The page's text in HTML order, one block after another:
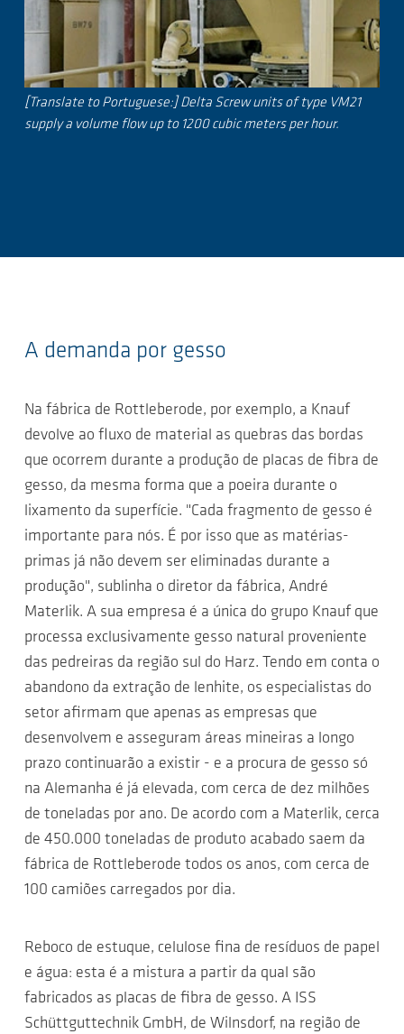
[Translate to Portuguese:] Delta Screw units of type VM21
supply a volume flow up to 1200 cubic meters per hour.
A demanda por gesso
Na fábrica de Rottleberode, por exemplo, a Knauf
devolve ao fluxo de material as quebras das bordas
que ocorrem durante a produção de placas de fibra de
gesso, da mesma forma que a poeira durante o
lixamento da superfície. "Cada fragmento de gesso é
importante para nós. É por isso que as matérias-
primas já não devem ser eliminadas durante a
produção", sublinha o diretor da fábrica, André
Materlik. A sua empresa é a única do grupo Knauf que
processa exclusivamente gesso natural proveniente
das pedreiras da região sul do Harz. Tendo em conta o
abandono da extração de lenhite, os especialistas do
setor afirmam que apenas as empresas que
desenvolvem e asseguram áreas mineiras a longo
prazo continuarão a existir - e a procura de gesso só
na Alemanha é já elevada, com cerca de dez milhões
de toneladas por ano. De acordo com a Materlik, cerca
de 450.000 toneladas de produto acabado saem da
fábrica de Rottleberode todos os anos, com cerca de
100 camiões carregados por dia.
Reboco de estuque, celulose fina de resíduos de papel
e água: esta é a mistura a partir da qual são
fabricados as placas de fibra de gesso. A ISS
Schüttguttechnik GmbH, de Wilnsdorf, na região de